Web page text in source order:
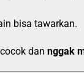
bisa tawarkan.
dan nggak